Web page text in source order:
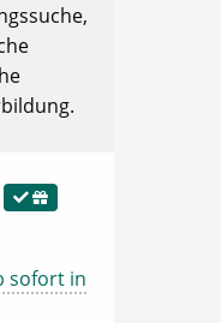
sofort in